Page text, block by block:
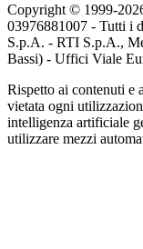
Copyright © 1999-
03976881007 - Tutti i
S.p.A. - RTI S.p.A.,
Bassi) - Uffici Viale
Rispetto ai contenuti e
vietata ogni
intelligenza artificiale
utilizzare mezzi